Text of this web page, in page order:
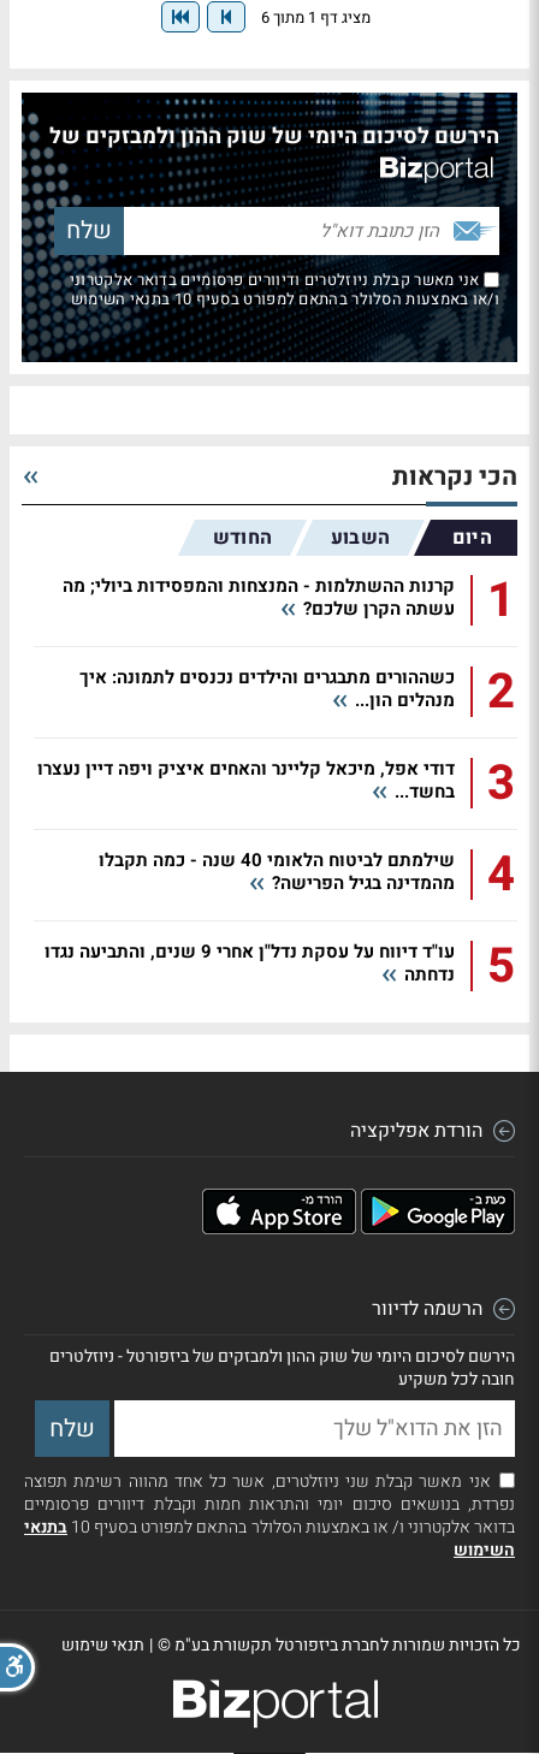
מציג דף 1 מתוך 6
הירשם לסיכום היומי של שוק ההון ולמבזקים של
אני מאשר קבלת ניוזלטרים ודיוורים פרסומיים בדואר אלקטרוני
ו/או באמצעות הסלולר בהתאם למפורט בסעיף 10 בתנאי השימוש
הכי נקראות
היום השבוע החודש
1
קרנות ההשתלמות - המנצחות והמפסידות ביולי; מה
עשתה הקרן שלכם?
2
כשההורים מתבגרים והילדים נכנסים לתמונה: איך
מנהלים הון...
3
דודי אפל, מיכאל קליינר והאחים איציק ויפה דיין נעצרו
בחשד...
4
שילמתם לביטוח הלאומי 40 שנה - כמה תקבלו
מהמדינה בגיל הפרישה?
5
עו"ד דיווח על עסקת נדל"ן אחרי 9 שנים, והתביעה נגדו
נדחתה
הורדת אפליקציה
הרשמה לדיוור
הירשם לסיכום היומי של שוק ההון ולמבזקים של ביזפורטל - ניוזלטרים
חובה לכל משקיע
אני מאשר קבלת שני ניוזלטרים, אשר כל אחד מהווה רשימת תפוצה
נפרדת, בנושאים סיכום יומי והתראות חמות וקבלת דיוורים פרסומיים
בדואר אלקטרוני ו/ או באמצעות הסלולר בהתאם למפורט בסעיף 10
בתנאי
השימוש
כל הזכויות שמורות לחברת ביזפורטל תקשורת בע"מ ©| תנאי שימוש